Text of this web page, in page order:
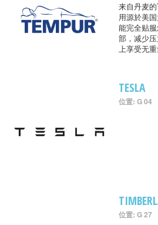
来自丹麦
用源於美
能完全贴
部，减少
上享受无重
TESLA
位置: G 04
位置: G 27